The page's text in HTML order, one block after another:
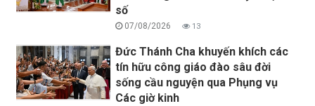
số
07/08/2026 13
Đức Thánh Cha khuyến khích các
tín hữu công giáo đào sâu đời
sống cầu nguyện qua Phụng vụ
Các giờ kinh